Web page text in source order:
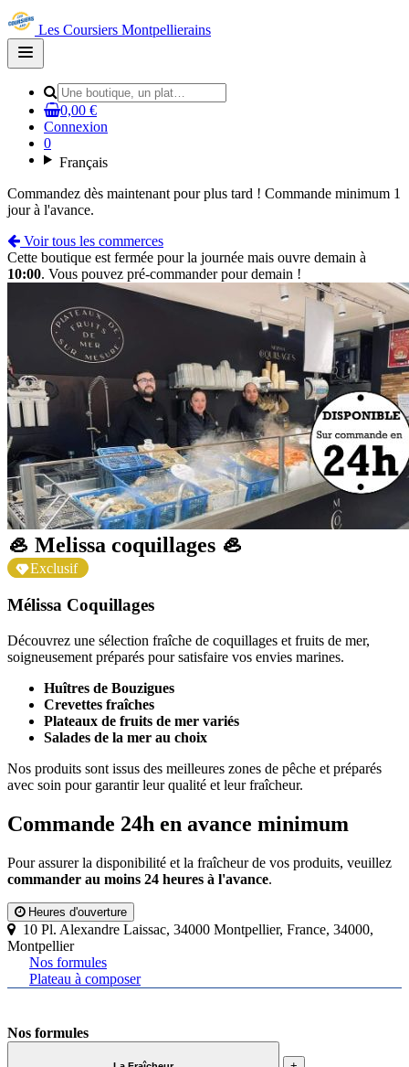
Les Coursiers Montpellierains
Open
main
0,00 €
Connexion
0
Français
Commandez dès maintenant pour plus tard ! Commande minimum 1
jour à l'avance.
Voir tous les commerces
Cette boutique est fermée pour la journée mais ouvre demain à
10:00. Vous pouvez pré-commander pour demain !
🦪 Melissa coquillages 🦪
Exclusif
Mélissa Coquillages
Découvrez une sélection fraîche de coquillages et fruits de mer,
soigneusement préparés pour satisfaire vos envies marines.
Huîtres de Bouzigues
Crevettes fraîches
Plateaux de fruits de mer variés
Salades de la mer au choix
Nos produits sont issus des meilleures zones de pêche et préparés
avec soin pour garantir leur qualité et leur fraîcheur.
Commande 24h en avance minimum
Pour assurer la disponibilité et la fraîcheur de vos produits, veuillez
commander au moins 24 heures à l'avance.
Heures d'ouverture
10 Pl. Alexandre Laissac, 34000 Montpellier, France, 34000,
Montpellier
Nos formules
Plateau à composer
Nos formules